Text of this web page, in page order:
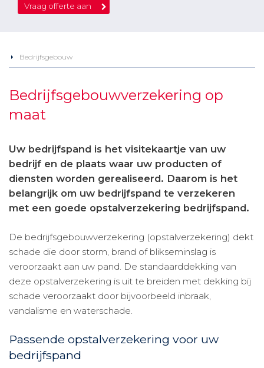
Vraag offerte aan
Bedrijfsgebouw
Bedrijfsgebouwverzekering op
maat
Uw bedrijfspand is het visitekaartje van uw
bedrijf en de plaats waar uw producten of
diensten worden gerealiseerd. Daarom is het
belangrijk om uw bedrijfspand te verzekeren
met een goede opstalverzekering bedrijfspand.
De bedrijfsgebouwverzekering (opstalverzekering) dekt
schade die door storm, brand of blikseminslag is
veroorzaakt aan uw pand. De standaarddekking van
deze opstalverzekering is uit te breiden met dekking bij
schade veroorzaakt door bijvoorbeeld inbraak,
vandalisme en waterschade.
Passende opstalverzekering voor uw
bedrijfspand